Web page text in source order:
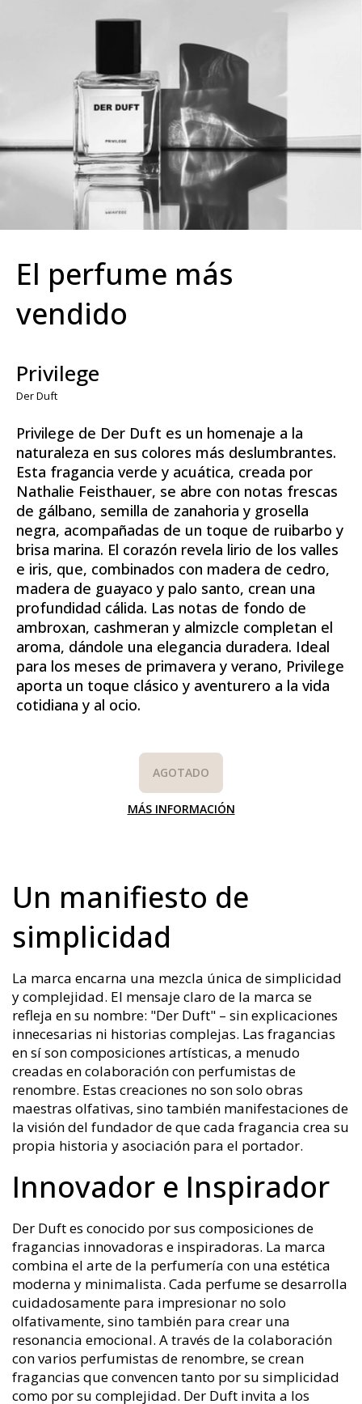
El perfume más
vendido
Privilege
Der Duft
Privilege de Der Duft es un homenaje a la
naturaleza en sus colores más deslumbrantes.
Esta fragancia verde y acuática, creada por
Nathalie Feisthauer, se abre con notas frescas
de gálbano, semilla de zanahoria y grosella
negra, acompañadas de un toque de ruibarbo y
brisa marina. El corazón revela lirio de los valles
e iris, que, combinados con madera de cedro,
madera de guayaco y palo santo, crean una
profundidad cálida. Las notas de fondo de
ambroxan, cashmeran y almizcle completan el
aroma, dándole una elegancia duradera. Ideal
para los meses de primavera y verano, Privilege
aporta un toque clásico y aventurero a la vida
cotidiana y al ocio.
AGOTADO
MÁS INFORMACIÓN
Un manifiesto de
simplicidad
La marca encarna una mezcla única de simplicidad
y complejidad. El mensaje claro de la marca se
refleja en su nombre: "Der Duft" – sin explicaciones
innecesarias ni historias complejas. Las fragancias
en sí son composiciones artísticas, a menudo
creadas en colaboración con perfumistas de
renombre. Estas creaciones no son solo obras
maestras olfativas, sino también manifestaciones de
la visión del fundador de que cada fragancia crea su
propia historia y asociación para el portador.
Innovador e Inspirador
Der Duft es conocido por sus composiciones de
fragancias innovadoras e inspiradoras. La marca
combina el arte de la perfumería con una estética
moderna y minimalista. Cada perfume se desarrolla
cuidadosamente para impresionar no solo
olfativamente, sino también para crear una
resonancia emocional. A través de la colaboración
con varios perfumistas de renombre, se crean
fragancias que convencen tanto por su simplicidad
como por su complejidad. Der Duft invita a los